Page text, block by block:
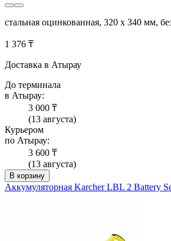
стальная оцинкованная, 320 х 340 мм,
1 376 ₸
Доставка в Атырау
До терминала
в Атырау:
3 000 ₸
(13 августа)
Курьером
по Атырау:
3 600 ₸
(13 августа)
В корзину
Аккумуляторная Karcher LBL 2 Battery